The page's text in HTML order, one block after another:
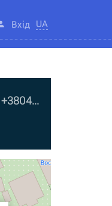
Вхід UA
+3804...